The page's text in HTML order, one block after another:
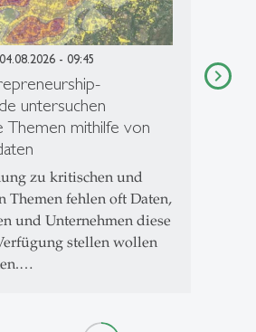
- 09:45
untersuchen
Themen mithilfe von
zu kritischen und
Themen fehlen oft Daten,
und Unternehmen diese
stellen wollen